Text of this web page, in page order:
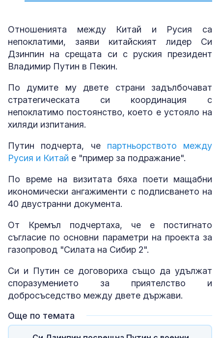
Отношенията между Китай и Русия са
непоклатими, заяви китайският лидер Си
Дзинпин на срещата си с руския президент
Владимир Путин в Пекин.
По думите му двете страни задълбочават
стратегическата си координация с
непоклатимо постоянство, което е устояло на
хиляди изпитания.
Путин подчерта, че партньорството между
Русия и Китай е "пример за подражание".
По време на визитата бяха поети мащабни
икономически ангажименти с подписването на
40 двустранни документа.
От Кремъл подчертаха, че е постигнато
съгласие по основни параметри на проекта за
газопровод "Силата на Сибир 2".
Си и Путин се договориха също да удължат
споразумението за приятелство и
добросъседство между двете държави.
Още по темата